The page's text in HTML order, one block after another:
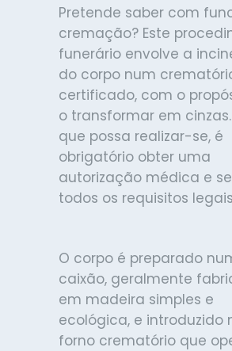
Pretende saber com
cremação? Este
funerário envolve a
do corpo num
certificado, com o
o transformar em
que possa realizar-se, é
obrigatório obter uma
autorização médica e
todos os requisitos
O corpo é preparado
caixão, geralmente
em madeira simples e
ecológica, e introduzido
forno crematório que